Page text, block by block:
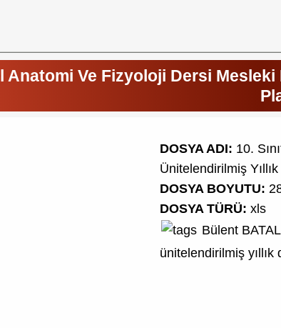
Anatomi Ve Fizyoloji Dersi
DOSYA ADI: 10.
Ünitelendirilmiş
DOSYA BOYUTU:
DOSYA TÜRÜ: xls
Bülent BATAL
ünitelendirilmiş yıllık